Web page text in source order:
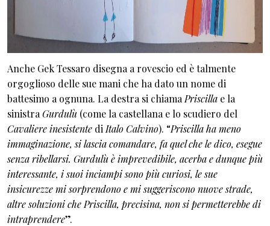
Anche Gek Tessaro disegna a rovescio ed è talmente
orgoglioso delle sue mani che ha dato un nome di
battesimo a ognuna. La destra si chiama Priscilla e la
sinistra Gurdulù (come la castellana e lo scudiero del
Cavaliere inesistente di Italo Calvino). “Priscilla ha meno
immaginazione, si lascia comandare, fa quel che le dico, esegue
senza ribellarsi. Gurdulù è imprevedibile, acerba e dunque più
interessante, i suoi inciampi sono più curiosi, le sue
insicurezze mi sorprendono e mi suggeriscono nuove strade,
altre soluzioni che Priscilla, precisina, non si permetterebbe di
intraprendere”.